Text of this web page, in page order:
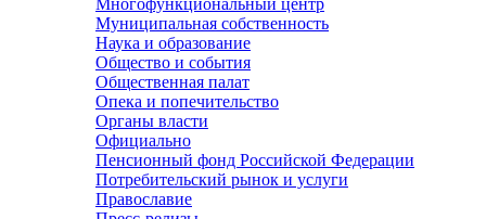
Многофункциональный центр
Муниципальная собственность
Наука и образование
Общество и события
Общественная палат
Опека и попечительство
Органы власти
Официально
Пенсионный фонд Российской Федерации
Потребительский рынок и услуги
Православие